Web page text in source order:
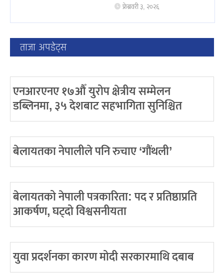
फ्रेब्रवरी ३, २०२६
ताजा अपडेट्स
एनआरएनए १७औँ युरोप क्षेत्रीय सम्मेलन
डब्लिनमा, ३५ देशबाट सहभागिता सुनिश्चित
बेलायतका नेपालीले पनि रुचाए ‘गौंथली’
बेलायतको नेपाली पत्रकारिता: पद र प्रतिष्ठाप्रति
आकर्षण, घट्दो विश्वसनीयता
युवा प्रदर्शनका कारण मोदी सरकारमाथि दबाब